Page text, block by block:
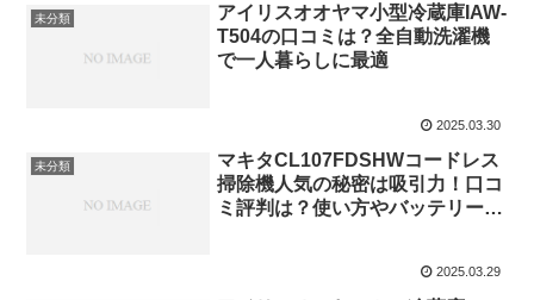
未分類
アイリスオオヤマ小型冷蔵庫IAW-
T504の口コミは？全自動洗濯機
で一人暮らしに最適
2025.03.30
未分類
マキタCL107FDSHWコードレス
掃除機人気の秘密は吸引力！口コ
ミ評判は？使い方やバッテリー寿
2025.03.29